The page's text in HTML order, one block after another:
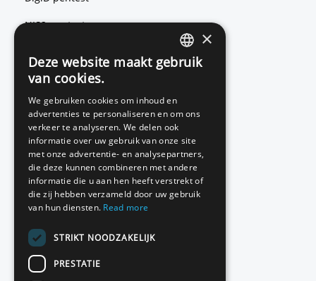
NIS2 pentest
Red teaming
Basic Scan
Source code review
Pakketten en prijzen
Klantreferenties
ENGLISH
×
Deze website maakt gebruik
van cookies.
We gebruiken cookies om inhoud en
advertenties te personaliseren en om ons
verkeer te analyseren. We delen ook
informatie over uw gebruik van onze site
met onze advertentie- en analysepartners,
die deze kunnen combineren met andere
informatie die u aan hen heeft verstrekt of
die zij hebben verzameld door uw gebruik
van hun diensten. Read more
STRIKT NOODZAKELIJK
PRESTATIE